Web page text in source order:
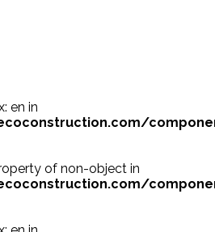
en in
of non-object in